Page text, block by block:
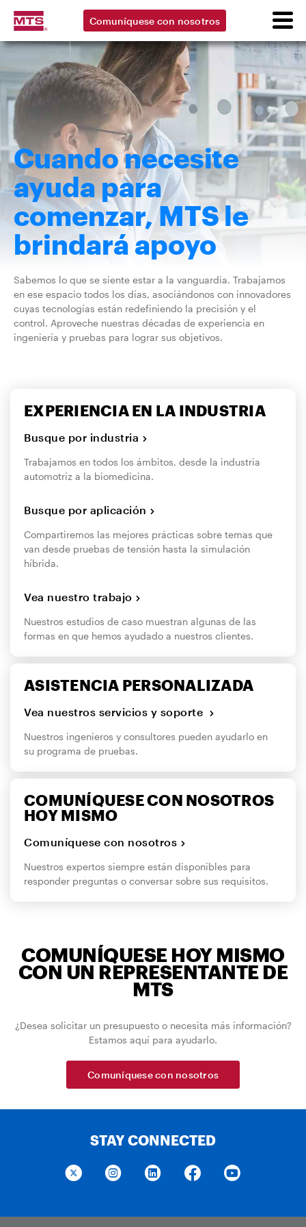
Comuníquese con nosotros
Cuando necesite
ayuda para
comenzar, MTS le
brindará apoyo
Sabemos lo que se siente estar a la vanguardia. Trabajamos
en ese espacio todos los días, asociándonos con innovadores
cuyas tecnologías están redefiniendo la precisión y el
control. Aproveche nuestras décadas de experiencia en
ingeniería y pruebas para lograr sus objetivos.
EXPERIENCIA EN LA INDUSTRIA
Busque por industria
Trabajamos en todos los ámbitos, desde la industria
automotriz a la biomedicina.
Busque por aplicación
Compartiremos las mejores prácticas sobre temas que
van desde pruebas de tensión hasta la simulación
híbrida.
Vea nuestro trabajo
Nuestros estudios de caso muestran algunas de las
formas en que hemos ayudado a nuestros clientes.
ASISTENCIA PERSONALIZADA
Vea nuestros servicios y soporte
Nuestros ingenieros y consultores pueden ayudarlo en
su programa de pruebas.
COMUNÍQUESE CON NOSOTROS
HOY MISMO
Comuníquese con nosotros
Nuestros expertos siempre están disponibles para
responder preguntas o conversar sobre sus requisitos.
COMUNÍQUESE HOY MISMO
CON UN REPRESENTANTE DE
MTS
¿Desea solicitar un presupuesto o necesita más información?
Estamos aquí para ayudarlo.
Comuníquese con nosotros
STAY CONNECTED